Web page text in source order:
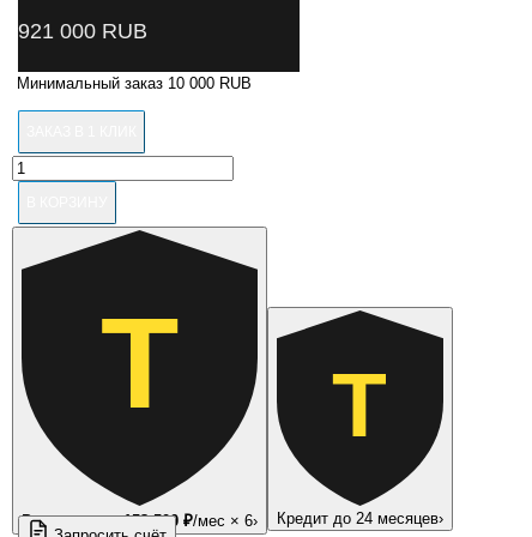
921 000 RUB
Минимальный заказ 10 000 RUB
Количество
товара
NORDBERG
СТЕНД
СХОД-
четырехкамерный
Т
Рассрочка —153 500 ₽/мес × 6›
Т
Кредит до 24 месяцев›